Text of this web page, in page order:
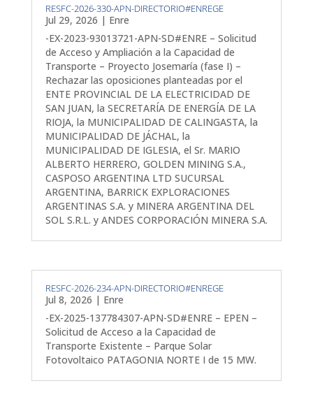
RESFC-2026-330-APN-DIRECTORIO#ENREGE
Jul 29, 2026 | Enre
-EX-2023-93013721-APN-SD#ENRE – Solicitud
de Acceso y Ampliación a la Capacidad de
Transporte – Proyecto Josemaría (fase I) –
Rechazar las oposiciones planteadas por el
ENTE PROVINCIAL DE LA ELECTRICIDAD DE
SAN JUAN, la SECRETARÍA DE ENERGÍA DE LA
RIOJA, la MUNICIPALIDAD DE CALINGASTA, la
MUNICIPALIDAD DE JÁCHAL, la
MUNICIPALIDAD DE IGLESIA, el Sr. MARIO
ALBERTO HERRERO, GOLDEN MINING S.A.,
CASPOSO ARGENTINA LTD SUCURSAL
ARGENTINA, BARRICK EXPLORACIONES
ARGENTINAS S.A. y MINERA ARGENTINA DEL
SOL S.R.L. y ANDES CORPORACIÓN MINERA S.A.
RESFC-2026-234-APN-DIRECTORIO#ENREGE
Jul 8, 2026 | Enre
-EX-2025-137784307-APN-SD#ENRE – EPEN –
Solicitud de Acceso a la Capacidad de
Transporte Existente – Parque Solar
Fotovoltaico PATAGONIA NORTE I de 15 MW.